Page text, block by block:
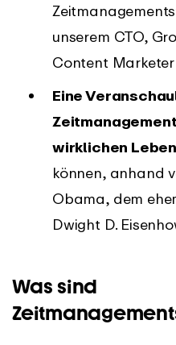
unserem CTO,
Content
Eine
wirklichen
können, anhand
Obama, dem
Dwight D.
Was sind